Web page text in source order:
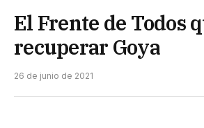
El Frente de Todos
recuperar Goya
26 de junio de 2021